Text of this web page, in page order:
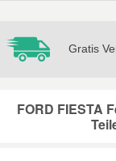
Gratis
FORD FIESTA
Mitsubishi